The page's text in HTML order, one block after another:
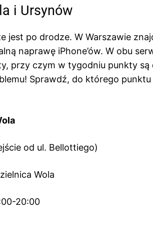
i Ursynów
jest po drodze. W Warszawie
naprawę iPhone’ów. W obu
przy czym w tygodniu punkty
Sprawdź, do którego
od ul. Bellottiego)
Wola
20:00